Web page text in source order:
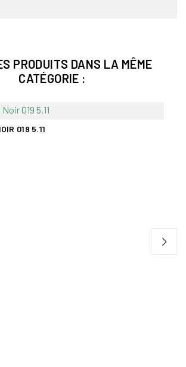
PRODUITS DANS LA MÊME
CATÉGORIE :
019 5.11